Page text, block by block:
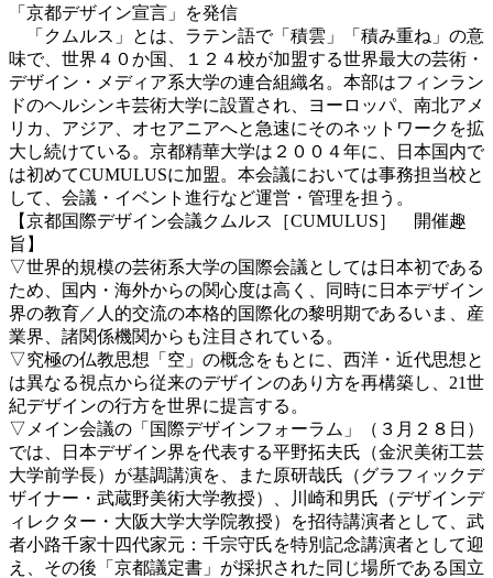
「京都デザイン宣言」を発信
「クムルス」とは、ラテン語で「積雲」「積み重ね」の意
味で、世界４０か国、１２４校が加盟する世界最大の芸術・
デザイン・メディア系大学の連合組織名。本部はフィンラン
ドのヘルシンキ芸術大学に設置され、ヨーロッパ、南北アメ
リカ、アジア、オセアニアへと急速にそのネットワークを拡
大し続けている。京都精華大学は２００４年に、日本国内で
は初めてCUMULUSに加盟。本会議においては事務担当校と
して、会議・イベント進行など運営・管理を担う。
【京都国際デザイン会議クムルス［CUMULUS］ 開催趣
旨】
▽世界的規模の芸術系大学の国際会議としては日本初である
ため、国内・海外からの関心度は高く、同時に日本デザイン
界の教育／人的交流の本格的国際化の黎明期であるいま、産
業界、諸関係機関からも注目されている。
▽究極の仏教思想「空」の概念をもとに、西洋・近代思想と
は異なる視点から従来のデザインのあり方を再構築し、21世
紀デザインの行方を世界に提言する。
▽メイン会議の「国際デザインフォーラム」（３月２８日）
では、日本デザイン界を代表する平野拓夫氏（金沢美術工芸
大学前学長）が基調講演を、また原研哉氏（グラフィックデ
ザイナー・武蔵野美術大学教授）、川崎和男氏（デザインデ
ィレクター・大阪大学大学院教授）を招待講演者として、武
者小路千家十四代家元：千宗守氏を特別記念講演者として迎
え、その後「京都議定書」が採択された同じ場所である国立